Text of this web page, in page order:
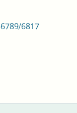
6817